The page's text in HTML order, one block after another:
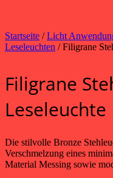
Startseite /Licht
Leseleuchten / Filigrane
Filigrane
Leseleuchte
Die stilvolle Bronze
Verschmelzung eines
Material Messing sowie